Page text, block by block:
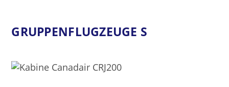
GRUPPENFLUGZEUGE S